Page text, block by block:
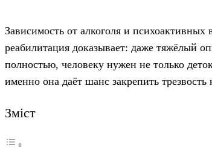
Зависимость от алкоголя и
реабилитация доказывает: даже тяжёлый
полностью, человеку нужен не только
именно она даёт шанс закрепить
Зміст